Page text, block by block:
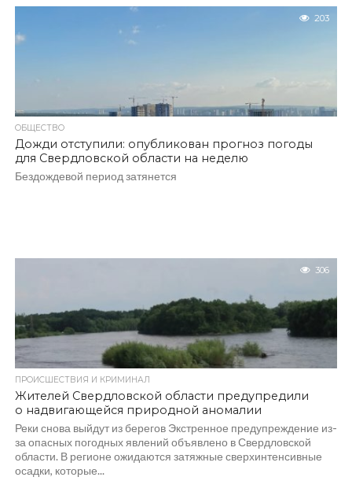
203
ОБЩЕСТВО
Дожди отступили: опубликован прогноз погоды
для Свердловской области на неделю
Бездождевой период затянется
306
ПРОИСШЕСТВИЯ И КРИМИНАЛ
Жителей Свердловской области предупредили
о надвигающейся природной аномалии
Реки снова выйдут из берегов Экстренное предупреждение из-
за опасных погодных явлений объявлено в Свердловской
области. В регионе ожидаются затяжные сверхинтенсивные
осадки, которые...